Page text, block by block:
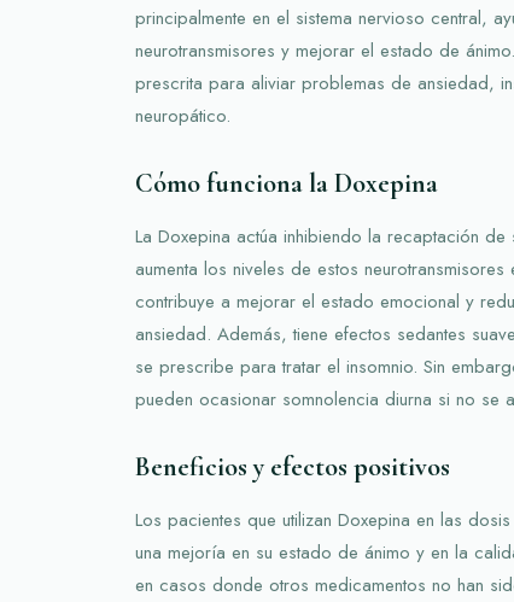
principalmente en el sistema nervioso central,
neurotransmisores y mejorar el estado de
prescrita para aliviar problemas de ansiedad,
neuropático.
Cómo funciona la Doxepina
La Doxepina actúa inhibiendo la recaptación
aumenta los niveles de estos
contribuye a mejorar el estado emocional y
ansiedad. Además, tiene efectos sedantes
se prescribe para tratar el insomnio. Sin
pueden ocasionar somnolencia diurna si no se
Beneficios y efectos positivos
Los pacientes que utilizan Doxepina en las
una mejoría en su estado de ánimo y en la
en casos donde otros medicamentos no han